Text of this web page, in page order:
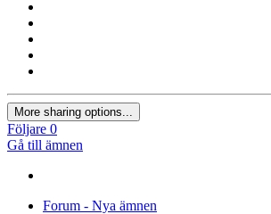
More sharing options...
Följare 0
Gå till ämnen
Forum - Nya ämnen